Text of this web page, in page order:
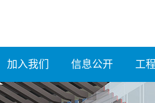
加入我们 信息公开 工